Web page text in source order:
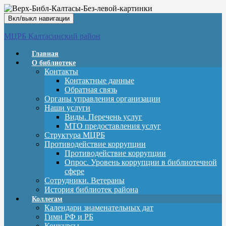
Вкл/выкл навигации
МЦРБ Калтасинский район
Главная
О библиотеке
Контакты
Контактные данные
Обратная связь
Органы управления организации
Наши услуги
Виды. Перечень услуг
МТО предоставления услуг
Структура МЦРБ
Противодействие коррупции
Противодействие коррупции
Опрос. Уровень коррупции в библиотечной
сфере
Сотрудники. Ветераны
История библиотек района
Коллегам
Календари знаменательных дат
Гимн РФ и РБ